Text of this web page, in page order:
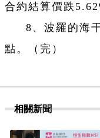
合約結算價跌
8、波羅的海
點。（完）
相關新聞